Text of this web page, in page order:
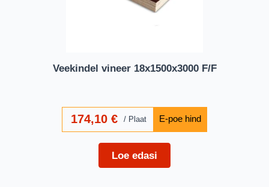
Veekindel vineer 18x1500x3000 F/F
174,10 € Plaat
Loe edasi